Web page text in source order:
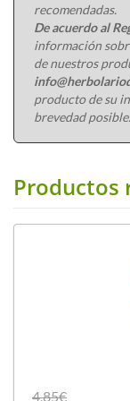
recomendadas.
De acuerdo al
información
de nuestros
producto de su
brevedad posible.
Productos
4,85€